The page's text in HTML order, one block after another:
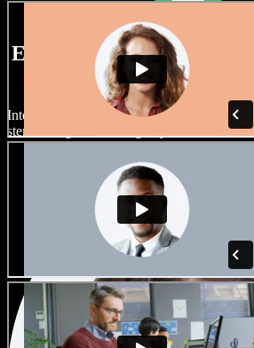
Et stort udvalg af
stemmer i
Intet projekt behøver at lyde ens. Vælg
stemmer og accenter, og finjuster dem.